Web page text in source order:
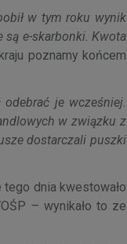
w tym roku wynik
są e-skarbonki. Kwota
poznamy końcem
je wcześniej.
w związku z
dostarczali puszki
dnia kwestowało
– wynikało to ze